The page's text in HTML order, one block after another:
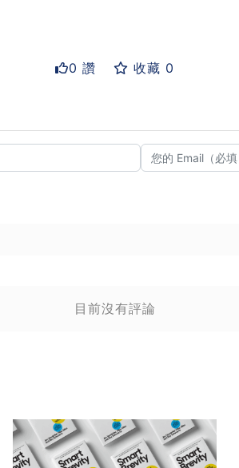
0 讚 收藏 0
目前沒有評論